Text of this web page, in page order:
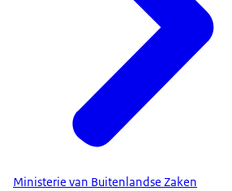
Ministerie van Buitenlandse Zaken